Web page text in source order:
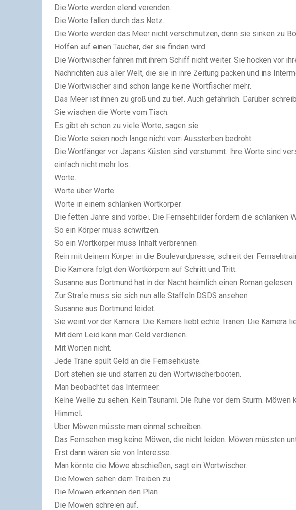
Die Worte werden elend verenden.
Die Worte fallen durch das Netz.
Die Worte werden das Meer nicht verschmutzen, denn sie sinken zu
Hoffen auf einen Taucher, der sie finden wird.
Die Wortwischer fahren mit ihrem Schiff nicht weiter. Sie hocken vor
Nachrichten aus aller Welt, die sie in ihre Zeitung packen und ins
Die Wortwischer sind schon lange keine Wortfischer mehr.
Das Meer ist ihnen zu groß und zu tief. Auch gefährlich. Darüber
Sie wischen die Worte vom Tisch.
Es gibt eh schon zu viele Worte, sagen sie.
Die Worte seien noch lange nicht vom Aussterben bedroht.
Die Wortfänger vor Japans Küsten sind verstummt. Ihre Worte sind
einfach nicht mehr los.
Worte.
Worte über Worte.
Worte in einem schlanken Wortkörper.
Die fetten Jahre sind vorbei. Die Fernsehbilder fordern die schlanken
So ein Körper muss schwitzen.
So ein Wortkörper muss Inhalt verbrennen.
Rein mit deinem Körper in die Boulevardpresse, schreit der
Die Kamera folgt den Wortkörpern auf Schritt und Tritt.
Susanne aus Dortmund hat in der Nacht heimlich einen Roman gelesen.
Zur Strafe muss sie sich nun alle Staffeln DSDS ansehen.
Susanne aus Dortmund leidet.
Sie weint vor der Kamera. Die Kamera liebt echte Tränen. Die Kamera
Mit dem Leid kann man Geld verdienen.
Mit Worten nicht.
Jede Träne spült Geld an die Fernsehküste.
Dort stehen sie und starren zu den Wortwischerbooten.
Man beobachtet das Intermeer.
Keine Welle zu sehen. Kein Tsunami. Die Ruhe vor dem Sturm. Möwen
Himmel.
Über Möwen müsste man einmal schreiben.
Das Fernsehen mag keine Möwen, die nicht leiden. Möwen müssten
Erst dann wären sie von Interesse.
Man könnte die Möwe abschießen, sagt ein Wortwischer.
Die Möwen sehen dem Treiben zu.
Die Möwen erkennen den Plan.
Die Möwen schreien auf.